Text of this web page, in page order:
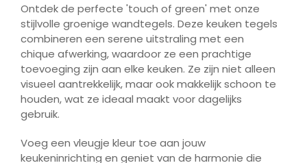
Ontdek de perfecte 'touch of green' met onze
stijlvolle groenige wandtegels. Deze keuken tegels
combineren een serene uitstraling met een
chique afwerking, waardoor ze een prachtige
toevoeging zijn aan elke keuken. Ze zijn niet alleen
visueel aantrekkelijk, maar ook makkelijk schoon te
houden, wat ze ideaal maakt voor dagelijks
gebruik.
Voeg een vleugje kleur toe aan jouw
keukeninrichting en geniet van de harmonie die